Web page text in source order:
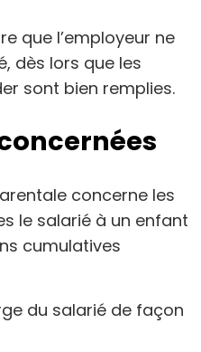
que l’employeur ne
dès lors que les
sont bien remplies.
concerne les
le salarié à un enfant
cumulatives
du salarié de façon